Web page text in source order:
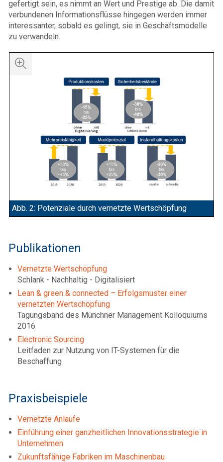
gefertigt sein, es nimmt an Wert und Prestige ab. Die damit
verbundenen Informationsflüsse hingegen werden immer
interessanter, sobald es gelingt, sie in Geschäftsmodelle
zu verwandeln.
Abb. 2: Potenziale durch vernetzte Wertschöpfung
Publikationen
Vernetzte Wertschöpfung
Schlank - Nachhaltig - Digitalisiert
Lean & green & connected – Erfolgsmuster einer
vernetzten Wertschöpfung
Tagungsband des Münchner Management Kolloquiums
2016
Electronic Sourcing
Leitfaden zur Nutzung von IT-Systemen für die
Beschaffung
Praxisbeispiele
Vernetzte Anläufe
Einführung einer ganzheitlichen Innovationsstrategie in
Unternehmen
Zukunftsfähige Fabriken im Maschinenbau